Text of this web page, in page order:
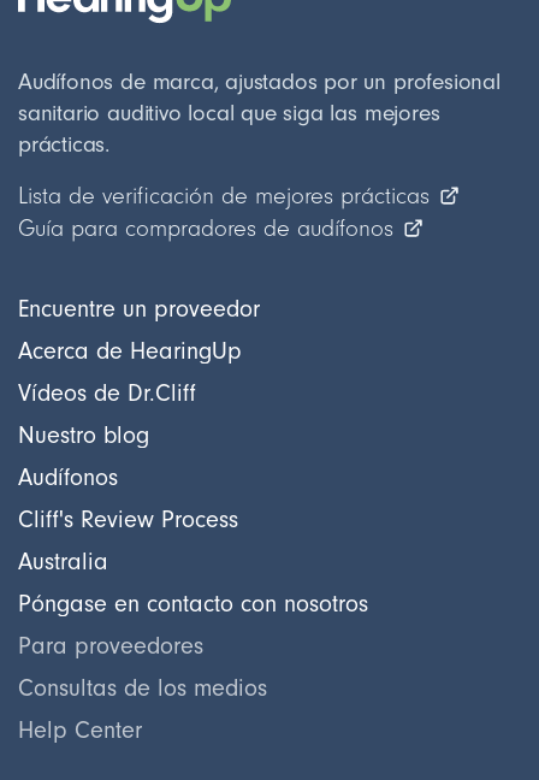
Encuentre un proveedor
Acerca de HearingUp
Vídeos de Dr.Cliff
Nuestro blog
Audífonos
Cliff's Review Process
Australia
Póngase en contacto con nosotros
Para proveedores
Consultas de los medios
Help Center
Audífonos de marca, ajustados por un profesional
sanitario auditivo local que siga las mejores
prácticas.
Lista de verificación de mejores prácticas
Guía para compradores de audífonos